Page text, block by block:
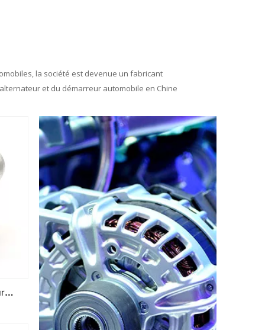
la société est devenue un fabricant
et du démarreur automobile en Chine
12V 10t 2.2kw Démarreur pour Denso Lester 30512 428000-2321